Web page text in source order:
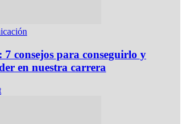
7 consejos para conseguirlo y
en nuestra carrera